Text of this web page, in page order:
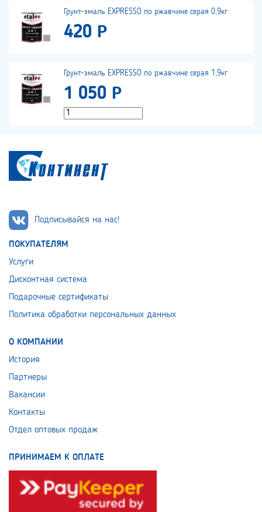
Грунт-эмаль EXPRESSO по ржавчине серая 0,9кг
420 Р
Грунт-эмаль EXPRESSO по ржавчине серая 1,9кг
1 050 Р
Подписывайся на нас!
ПОКУПАТЕЛЯМ
Услуги
Дисконтная система
Подарочные сертификаты
Политика обработки персональных данных
О КОМПАНИИ
История
Партнеры
Вакансии
Контакты
Отдел оптовых продаж
ПРИНИМАЕМ К ОПЛАТЕ